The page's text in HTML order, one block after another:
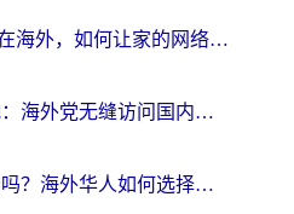
Openwrt 回国：在海外，如何让家的网络触手可及
香港翻墙回内地：海外党无缝访问国内资源的加速器选择全攻略
迅游和回国好用吗？海外华人如何选择靠谱的回国加速器